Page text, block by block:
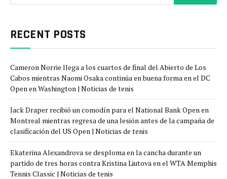
RECENT POSTS
Cameron Norrie llega a los cuartos de final del Abierto de Los
Cabos mientras Naomi Osaka continúa en buena forma en el DC
Open en Washington | Noticias de tenis
Jack Draper recibió un comodín para el National Bank Open en
Montreal mientras regresa de una lesión antes de la campaña de
clasificación del US Open | Noticias de tenis
Ekaterina Alexandrova se desploma en la cancha durante un
partido de tres horas contra Kristina Liutova en el WTA Memphis
Tennis Classic | Noticias de tenis